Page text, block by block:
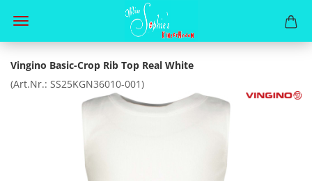
Vingino Basic-Crop Rib Top Real White
(Art.Nr.: SS25KGN36010-001)